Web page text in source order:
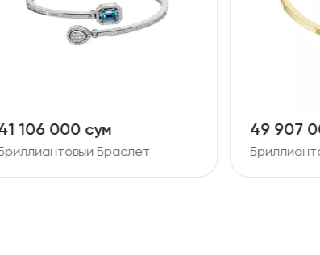
907 000 сум
Бриллиантовый Браслет
37 293